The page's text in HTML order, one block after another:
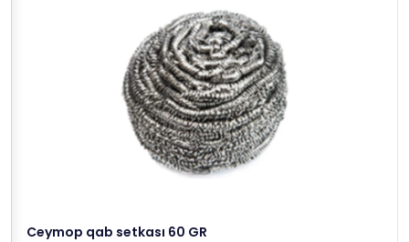
Ceymop qab setkası 60 GR